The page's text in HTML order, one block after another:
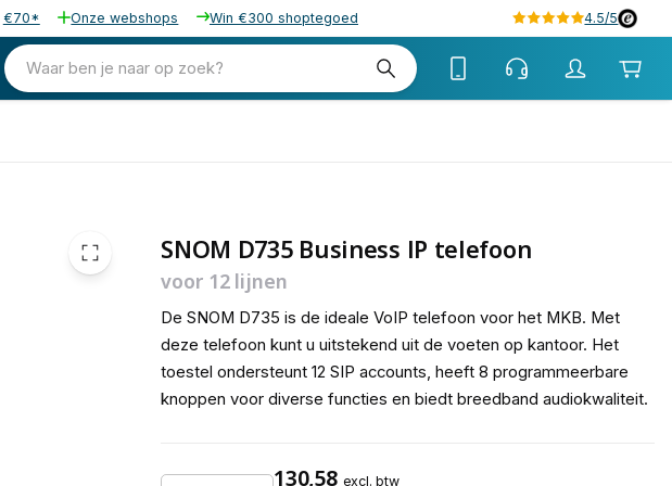
€70* Onze webshops Win €300 shoptegoed 4.5/5
Waar ben je naar op zoek?
SNOM D735 Business IP telefoon
voor 12 lijnen
De SNOM D735 is de ideale VoIP telefoon voor het MKB. Met
deze telefoon kunt u uitstekend uit de voeten op kantoor. Het
toestel ondersteunt 12 SIP accounts, heeft 8 programmeerbare
knoppen voor diverse functies en biedt breedband audiokwaliteit.
130,58 excl. btw
130,58 excl. btw
158,00 incl. btw